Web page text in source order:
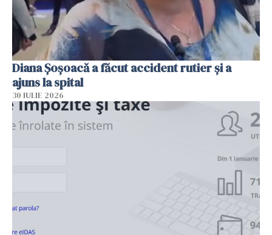
Diana Șoșoacă a făcut accident rutier și a
ajuns la spital
30 IULIE 2026